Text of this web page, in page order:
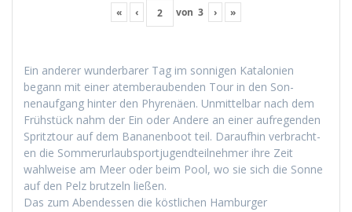
« ‹ von 3 › »
Ein ander­er wun­der­bar­er Tag im son­ni­gen Kat­alonien
begann mit ein­er atem­ber­auben­den Tour in den Son­
nenauf­gang hin­ter den Phyrenäen. Unmit­tel­bar nach dem
Früh­stück nahm der Ein oder Andere an ein­er aufre­gen­den
Spritz­tour auf dem Bana­nen­boot teil. Daraufhin ver­bracht­
en die Som­merurlaub­sportju­gendteil­nehmer ihre Zeit
wahlweise am Meer oder beim Pool, wo sie sich die Sonne
auf den Pelz brutzeln ließen.
Das zum Aben­dessen die köstlichen Ham­burg­er